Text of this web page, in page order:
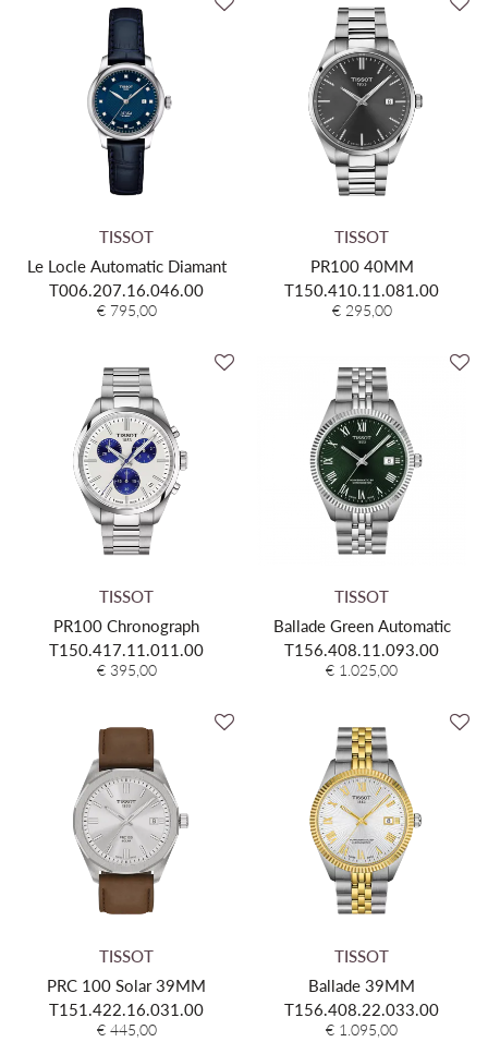
TISSOT
Le Locle Automatic Diamant
T006.207.16.046.00
€ 795,00
TISSOT
PR100 40MM
T150.410.11.081.00
€ 295,00
TISSOT
PR100 Chronograph
T150.417.11.011.00
€ 395,00
TISSOT
Ballade Green Automatic
T156.408.11.093.00
€ 1.025,00
TISSOT
PRC 100 Solar 39MM
T151.422.16.031.00
€ 445,00
TISSOT
Ballade 39MM
T156.408.22.033.00
€ 1.095,00